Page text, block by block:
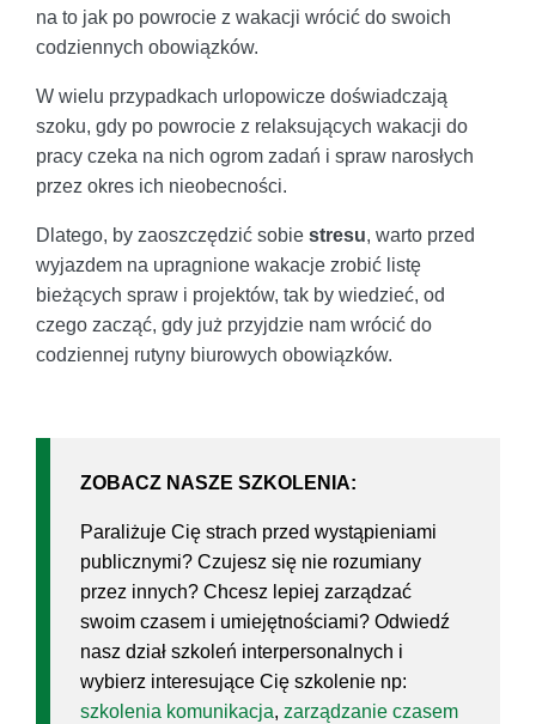
na to jak po powrocie z wakacji wrócić do swoich
codziennych obowiązków.
W wielu przypadkach urlopowicze doświadczają
szoku, gdy po powrocie z relaksujących wakacji do
pracy czeka na nich ogrom zadań i spraw narosłych
przez okres ich nieobecności.
Dlatego, by zaoszczędzić sobie stresu, warto przed
wyjazdem na upragnione wakacje zrobić listę
bieżących spraw i projektów, tak by wiedzieć, od
czego zacząć, gdy już przyjdzie nam wrócić do
codziennej rutyny biurowych obowiązków.
ZOBACZ NASZE SZKOLENIA:
Paraliżuje Cię strach przed wystąpieniami
publicznymi? Czujesz się nie rozumiany
przez innych? Chcesz lepiej zarządzać
swoim czasem i umiejętnościami? Odwiedź
nasz dział szkoleń interpersonalnych i
wybierz interesujące Cię szkolenie np:
szkolenia komunikacja, zarządzanie czasem